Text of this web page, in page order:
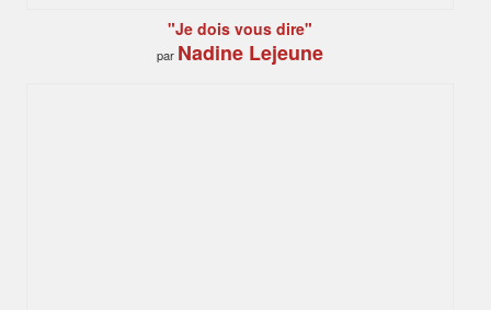
"Je dois vous dire"
par Nadine Lejeune